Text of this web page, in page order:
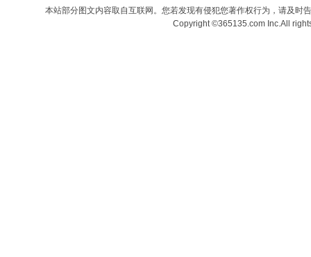
本站部分图文内容取自互联网。您若发现有侵犯您著作权行为，请及时
Copyright ©365135.com Inc.All